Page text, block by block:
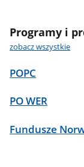
Programy i
zobacz wszystkie
POPC
PO WER
Fundusze